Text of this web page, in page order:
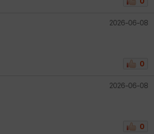
2026-06-08
0
2026-06-08
0